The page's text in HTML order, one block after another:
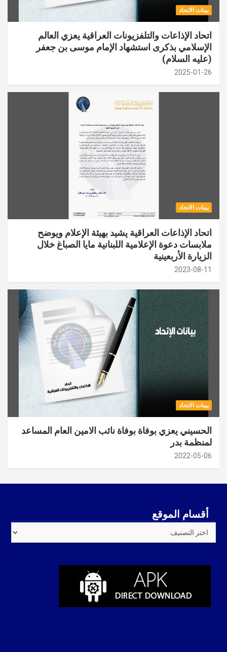
بينات الاتحاد
اتحاد الإذاعات والتلفزيونات العراقية يعزي العالم
الإسلامي بذكرى استشهاد الإمام موسى بن جعفر
(عليه السلام)
2025-01-26
بينات الاتحاد
اتحاد الإذاعات العراقية يشيد بهيئة الإعلام ويوضح
ملابسات دعوة الإعلامية اللبنانية مايا الصباغ خلال
الزيارة الأربعينية
2023-08-11
بينات الاتحاد
الحسيني يعزي بوفاة بوفاة نائب الامين العام المساعد
لمنظمة بدر
2022-05-06
أقسام الموقع
الموقع